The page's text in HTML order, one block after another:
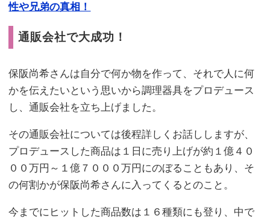
性や兄弟の真相！
通販会社で大成功！
保阪尚希さんは自分で何か物を作って、それで人に何
かを伝えたいという思いから調理器具をプロデュース
し、通販会社を立ち上げました。
その通販会社については後程詳しくお話ししますが、
プロデュースした商品は１日に売り上げが約１億４０
００万円～１億７０００万円にのぼることもあり、そ
の何割かが保阪尚希さんに入ってくるとのこと。
今までにヒットした商品数は１６種類にも登り、中で